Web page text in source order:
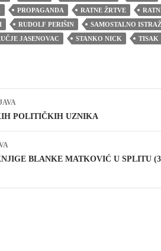
PROPAGANDA RATNE ŽRTVE
RUDOLF PERIŠIN
SAMOSTALNO
JASENOVAC
STANKO NICK TISAK
POLITIČKIH UZNIKA
BLANKE MATKOVIĆ U SPLITU